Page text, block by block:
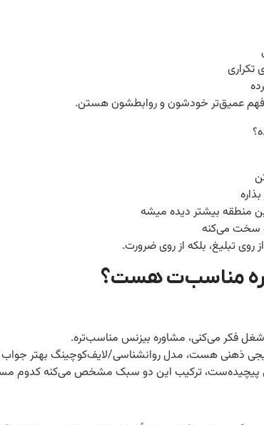
فهم عمیق‌تر خودشون و روابطشون هستن.
منطقه بیشتر دیده میشه
سخت می‌کنه
تبلیغ، بلکه از روی ضرورت.
مناسب‌ت هست؟
شغل فکر می‌کنی، مشاوره بیزنس مناسب‌تره.
ذهنی هست، مدل روانشناسی/لایف‌کوچینگ بهتر
پیچیده‌ست، ترکیب این دو سبک مشخص می‌کنه کدوم